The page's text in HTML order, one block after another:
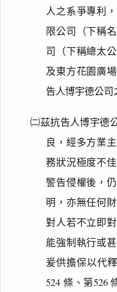
人之系爭專利
限公司（下稱
司（下稱總太
及東方花園廣
告人博宇德公司
㈡茲抗告人博宇德
良，經多方業
務狀況極度不
警告侵權後，
明，亦無任何
對人若不立即
能強制執行或
爰供擔保以代
524 條、第526